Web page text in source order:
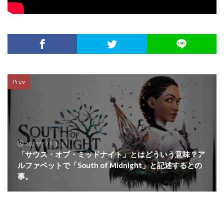
Prev
2025年2月10日
「サウス・オブ・ミッドナイト」とはどういう意味？ア
ルファベットで「South of Midnight」と記述するとの
事。